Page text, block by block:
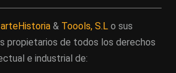
arteHistoria & Toools, S.L o sus
propietarios de todos los derechos
e industrial de: